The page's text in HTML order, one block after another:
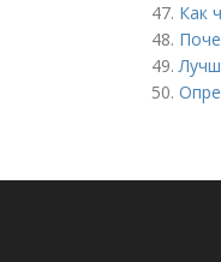
47. Как
48.
49.
50.